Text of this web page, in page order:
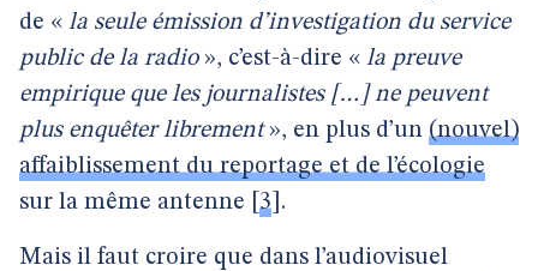
de « la seule émission d’investigation du service
public de la radio», c’est-à-dire « la preuve
empirique que les journalistes […] ne peuvent
plus enquêter librement», en plus d’un (nouvel)
affaiblissement du reportage et de l’écologie
sur la même antenne
3 .
Mais il faut croire que dans l’audiovisuel